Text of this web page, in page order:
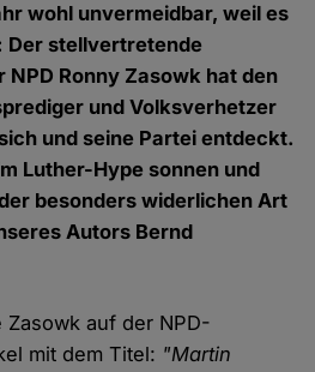
wohl unvermeidbar, weil es
Der stellvertretende
Ronny Zasowk hat den
und Volksverhetzer
und seine Partei entdeckt.
Luther-Hype sonnen und
besonders widerlichen Art
Autors Bernd
auf der NPD-
mit dem Titel: "Martin